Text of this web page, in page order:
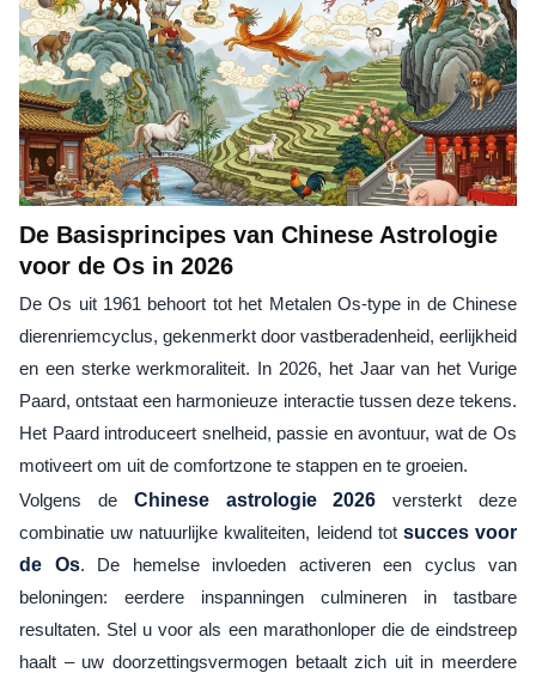
De Basisprincipes van Chinese Astrologie
voor de Os in 2026
De Os uit 1961 behoort tot het Metalen Os-type in de Chinese
dierenriemcyclus, gekenmerkt door vastberadenheid, eerlijkheid
en een sterke werkmoraliteit. In 2026, het Jaar van het Vurige
Paard, ontstaat een harmonieuze interactie tussen deze tekens.
Het Paard introduceert snelheid, passie en avontuur, wat de Os
motiveert om uit de comfortzone te stappen en te groeien.
Volgens de Chinese astrologie 2026 versterkt deze
combinatie uw natuurlijke kwaliteiten, leidend tot succes voor
de Os. De hemelse invloeden activeren een cyclus van
beloningen: eerdere inspanningen culmineren in tastbare
resultaten. Stel u voor als een marathonloper die de eindstreep
haalt – uw doorzettingsvermogen betaalt zich uit in meerdere